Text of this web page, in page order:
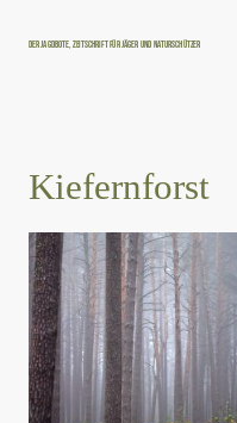
Der Jagdbote, Zeitschrift für Jäger und Naturschützer
Kiefernforst